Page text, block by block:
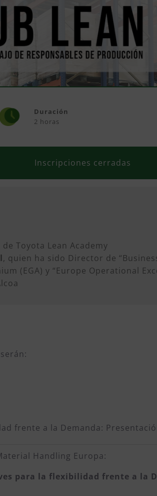
Duración
2 horas
Inscripciones cerradas
Toyota Lean Academy
, quien ha sido Director de
(EGA​) y “Europe Operational
frente a la Demanda:
Handling Europa:
para la flexibilidad frente a la